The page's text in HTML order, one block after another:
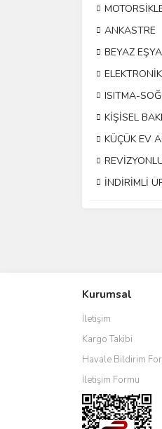
ANKASTRE
BEYAZ EŞYA
ELEKTRONİK
ISITMA-
KİŞİSEL
KÜÇÜK EV
İNDİRİMLİ
Kurumsal
İletişim
Kargo Takibi
Havale Bildirim
İletişim Formu